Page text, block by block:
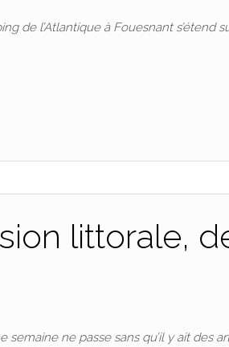
de l’Atlantique à Fouesnant s’étend
littorale,
semaine ne passe sans qu’il y ait des